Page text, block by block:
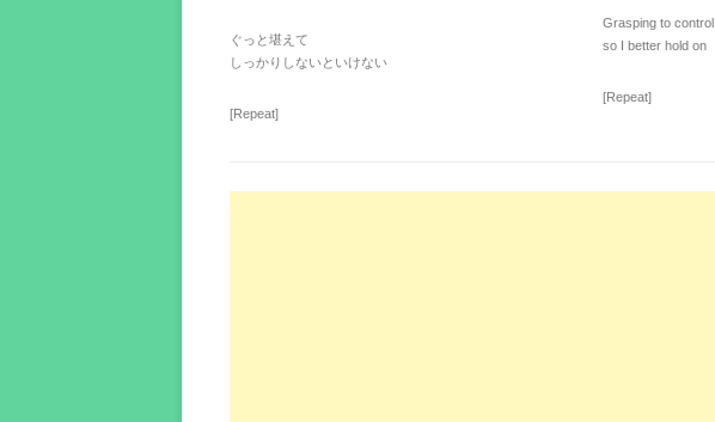
ぐっと堪えて
しっかりしないといけない
[Repeat]
Grasping to control,
so I better hold on
[Repeat]